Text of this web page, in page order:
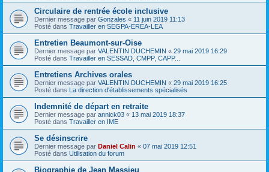
Circulaire de rentrée école inclusive
Dernier message par Gonzales « 11 juin 2019 11:13
Posté dans Travailler en SEGPA-EREA-LEA
Entretien Beaumont-sur-Oise
Dernier message par VALENTIN DUCHEMIN « 29 mai 2019 16:29
Posté dans Travailler en SESSAD, CMPP, CAPP...
Entretiens Archives orales
Dernier message par VALENTIN DUCHEMIN « 29 mai 2019 16:25
Posté dans La direction d'établissements spécialisés
Indemnité de départ en retraite
Dernier message par annick03 « 13 mai 2019 18:37
Posté dans Travailler en IME
Se désinscrire
Dernier message par Daniel Calin « 07 mai 2019 12:51
Posté dans Utilisation du forum
Biographie de Jean Massieu